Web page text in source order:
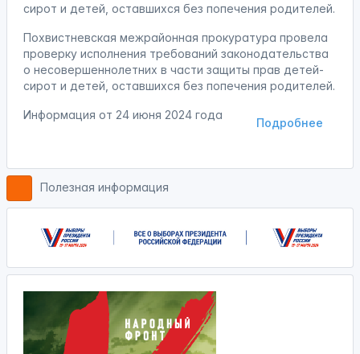
сирот и детей, оставшихся без попечения родителей.
Похвистневская межрайонная прокуратура провела
проверку исполнения требований законодательства
о несовершеннолетних в части защиты прав детей-
сирот и детей, оставшихся без попечения родителей.
Подробнее
Информация от 24 июня 2024 года
Полезная информация